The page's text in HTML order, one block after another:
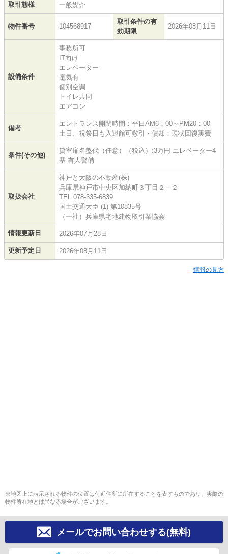
取引態様 一般媒介
物件番号 104568917
取引条件の有
効期限
2026年08月11日
設備条件
事務所可
IT向け
エレベーター
電気有
個別空調
トイレ共同
エアコン
備考
エントランス開閉時間：平日AM6：00～PM20：00
土日、祝祭日も入退館可敷引・償却：現状回復実費
条件(その他)
貸室扉名盤代（任意）（税込）:3万円 エレベーター4
基 有人警備
取扱会社
神戸と大阪の不動産(株)
兵庫県神戸市中央区加納町３丁目２－２
TEL:078-335-6839
国土交通大臣 (1) 第10835号
（一社）兵庫県宅地建物取引業協会
情報更新日 2026年07月28日
更新予定日 2026年08月11日
情報の見方
※地図上に表示される物件の位置は付近住所に所在することを表すものであり、実際の
物件所在地とは異なる場合がございます。
メールでお問い合わせする(無料)